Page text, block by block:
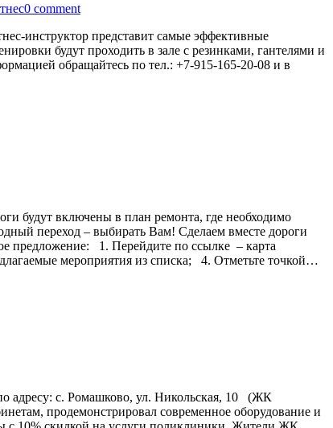
0 comment
представит самые эффективные
будут проходить в зале с резинками, гантелями и
обращайтесь по тел.: +7-915-165-20-08 и в
будут включены в план ремонта, где необходимо
переход – выбирать Вам! Сделаем вместе дороги
предложение: 1. Перейдите по ссылке – карта
мероприятия из списка; 4. Отметьте точкой…
адресу: с. Ромашково, ул. Никольская, 10 (ЖК
продемонстрировал современное оборудование и